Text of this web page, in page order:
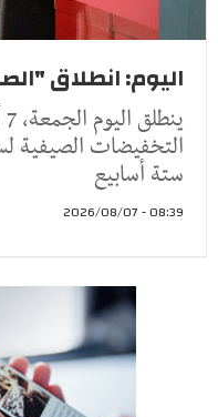
اليوم: انطلاق
ستة أسابيع
08:39 - 2026/08/07